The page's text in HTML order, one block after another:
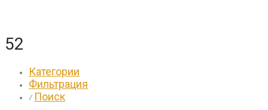
52
Категории
Фильтрация
⁄ Поиск